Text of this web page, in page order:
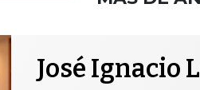
José Ignacio